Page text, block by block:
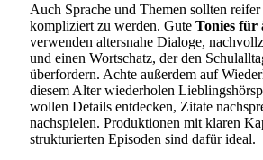
Auch Sprache und Themen sollten
kompliziert zu werden. Gute Tonies für
verwenden altersnahe Dialoge,
und einen Wortschatz, der den
überfordern. Achte außerdem auf
diesem Alter wiederholen
wollen Details entdecken, Zitate
nachspielen. Produktionen mit klaren
strukturierten Episoden sind dafür ideal.